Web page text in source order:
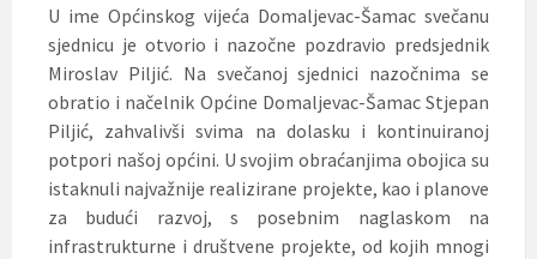
U ime Općinskog vijeća Domaljevac-Šamac svečanu
sjednicu je otvorio i nazočne pozdravio predsjednik
Miroslav Piljić. Na svečanoj sjednici nazočnima se
obratio i načelnik Općine Domaljevac-Šamac Stjepan
Piljić, zahvalivši svima na dolasku i kontinuiranoj
potpori našoj općini. U svojim obraćanjima obojica su
istaknuli najvažnije realizirane projekte, kao i planove
za budući razvoj, s posebnim naglaskom na
infrastrukturne i društvene projekte, od kojih mnogi